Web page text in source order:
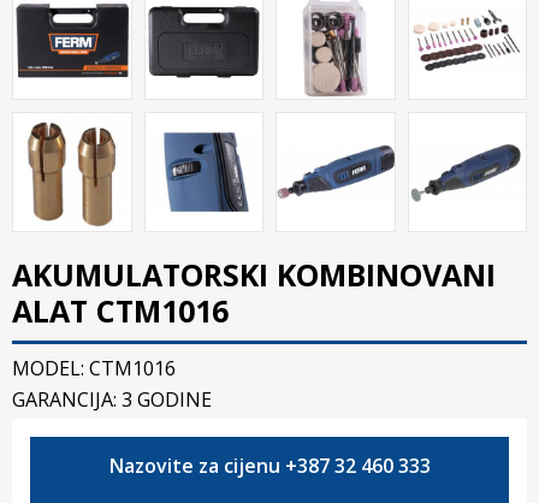
AKUMULATORSKI KOMBINOVANI
ALAT CTM1016
MODEL: CTM1016
GARANCIJA: 3 GODINE
Nazovite za cijenu +387 32 460 333